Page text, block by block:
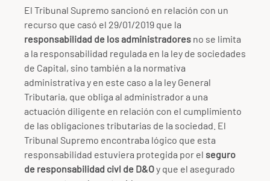
El Tribunal Supremo sancionó en relación con un
recurso que casó el 29/01/2019 que la
responsabilidad de los administradores no se limita
a la responsabilidad regulada en la ley de sociedades
de Capital, sino también a la normativa
administrativa y en este caso a la ley General
Tributaria, que obliga al administrador a una
actuación diligente en relación con el cumplimiento
de las obligaciones tributarias de la sociedad. El
Tribunal Supremo encontraba lógico que esta
responsabilidad estuviera protegida por el seguro
de responsabilidad civl de D&Oy que el asegurado